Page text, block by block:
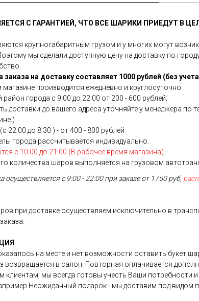
С ГАРАНТИЕЙ, ЧТО ВСЕ ШАРИКИ ПРИЕДУТ В
крупногабаритным грузом и у многих могут
мы сделали доступную цену на доставку по
на доставку составляет 1000 рублей (без
производится ежедневно и круглосуточно.
города c 9:00 до 22:00 от 200 - 600 рублей;
доставки до вашего адреса уточняйте у менеджера по
22:00 до 8:30 ) - от 400 - 800 рублей
города рассчитывается индивидуально.
с 10:00 до 21:00 (В рабочее время магазина)
количества шаров выполняется на грузовом
осуществляется с 9:00 - 22:00 при заказе от 1750 руб,
при доставке осуществляем исключительно в
на месте и нет возможности оставить букет
возвращается в салон. Повторная оплачивается
клиентам, мы всегда готовы учесть Ваши потребности
Неожиданный подарок - мы доставим под видом